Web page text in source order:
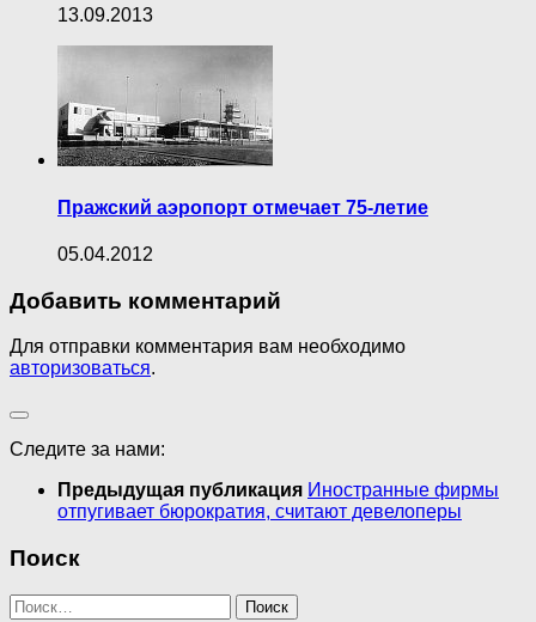
13.09.2013
Пражский аэропорт отмечает 75-летие
05.04.2012
Добавить комментарий
Для отправки комментария вам необходимо
авторизоваться.
Следите за нами:
Предыдущая публикация Иностранные фирмы
отпугивает бюрократия, считают девелоперы
Поиск
Найти: